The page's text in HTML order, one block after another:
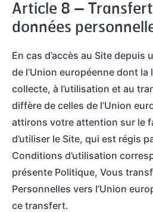
Article 8 –
données
En cas d’accès au Site depuis
de l’Union européenne dont
collecte, à l’utilisation et au
diffère de celles de l’Union
attirons votre attention sur le
d’utiliser le Site, qui est régis
Conditions d’utilisation
présente Politique, Vous
Personnelles vers l’Union
ce transfert.